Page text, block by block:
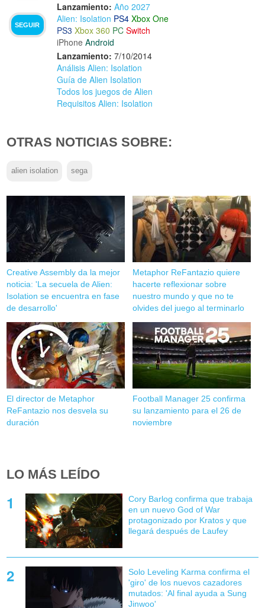
Lanzamiento: Año 2027
SEGUIR
Alien: Isolation PS4 Xbox One
PS3 Xbox 360 PC Switch
iPhone Android
Lanzamiento: 7/10/2014
Análisis Alien: Isolation
Guía de Alien Isolation
Todos los juegos de Alien
Requisitos Alien: Isolation
OTRAS NOTICIAS SOBRE:
alien isolation sega
Creative Assembly da la mejor
noticia: 'La secuela de Alien:
Isolation se encuentra en fase
de desarrollo'
Metaphor ReFantazio quiere
hacerte reflexionar sobre
nuestro mundo y que no te
olvides del juego al terminarlo
El director de Metaphor
ReFantazio nos desvela su
duración
Football Manager 25 confirma
su lanzamiento para el 26 de
noviembre
LO MÁS LEÍDO
Cory Barlog confirma que trabaja
en un nuevo God of War
protagonizado por Kratos y que
llegará después de Laufey
Solo Leveling Karma confirma el
'giro' de los nuevos cazadores
mutados: 'Al final ayuda a Sung
Jinwoo'